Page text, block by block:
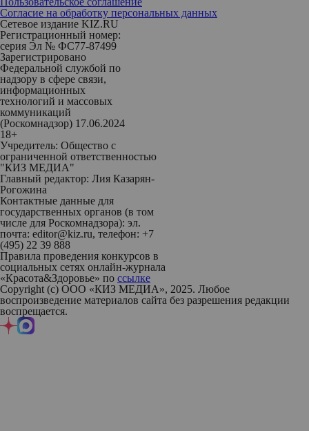
Согласие на обработку персональных данных
Сетевое издание KIZ.RU
Регистрационный номер:
серия Эл № ФС77-87499
Зарегистрировано
Федеральной службой по
надзору в сфере связи,
информационных
технологий и массовых
коммуникаций
(Роскомнадзор) 17.06.2024
18+
Учредитель: Общество с
ограниченной ответственностью
"КИЗ МЕДИА"
Главный редактор: Лия Казарян-
Рогожина
Контактные данные для
государственных органов (в том
числе для Роскомнадзора): эл.
почта: editor@kiz.ru, телефон: +7
(495) 22 39 888
Правила проведения конкурсов в
социальных сетях онлайн-журнала
«Красота&Здоровье» по ссылке
Copyright (с) ООО «КИЗ МЕДИА», 2025. Любое
воспроизведение материалов сайта без разрешения редакции
воспрещается.